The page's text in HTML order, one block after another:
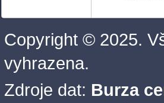
Copyright © 2025.
vyhrazena.
Zdroje dat: Burza